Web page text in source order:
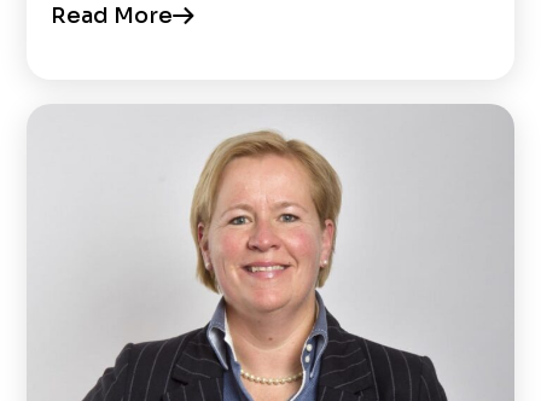
Read More